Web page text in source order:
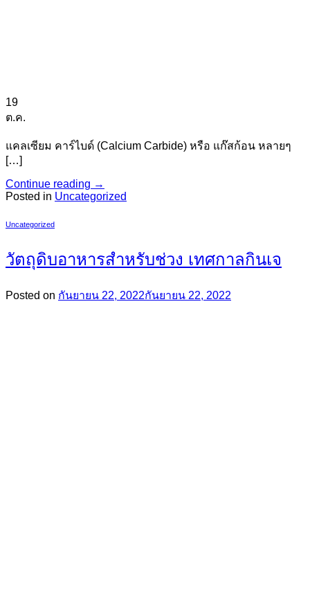
19
ต.ค.
แคลเซียม คาร์ไบด์ (Calcium Carbide) หรือ แก๊สก้อน หลายๆ
[…]
Continue reading →
Posted in Uncategorized
Uncategorized
วัตถุดิบอาหารสำหรับช่วง เทศกาลกินเจ
Posted on กันยายน 22, 2022กันยายน 22, 2022